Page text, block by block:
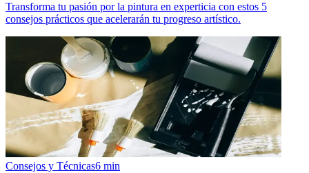
Transforma tu pasión por la pintura en experticia con estos 5
consejos prácticos que acelerarán tu progreso artístico.
Consejos y Técnicas6 min